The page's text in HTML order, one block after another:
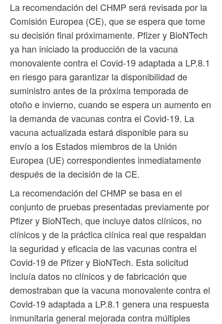
La recomendación del CHMP será revisada por la
Comisión Europea (CE), que se espera que tome
su decisión final próximamente. Pfizer y BioNTech
ya han iniciado la producción de la vacuna
monovalente contra el Covid-19 adaptada a LP.8.1
en riesgo para garantizar la disponibilidad de
suministro antes de la próxima temporada de
otoño e invierno, cuando se espera un aumento en
la demanda de vacunas contra el Covid-19. La
vacuna actualizada estará disponible para su
envío a los Estados miembros de la Unión
Europea (UE) correspondientes inmediatamente
después de la decisión de la CE.
La recomendación del CHMP se basa en el
conjunto de pruebas presentadas previamente por
Pfizer y BioNTech, que incluye datos clínicos, no
clínicos y de la práctica clínica real que respaldan
la seguridad y eficacia de las vacunas contra el
Covid-19 de Pfizer y BioNTech. Esta solicitud
incluía datos no clínicos y de fabricación que
demostraban que la vacuna monovalente contra el
Covid-19 adaptada a LP.8.1 genera una respuesta
inmunitaria general mejorada contra múltiples